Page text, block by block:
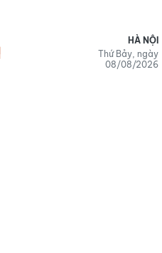
HÀ NỘI
Thứ Bảy, ngày
08/08/2026